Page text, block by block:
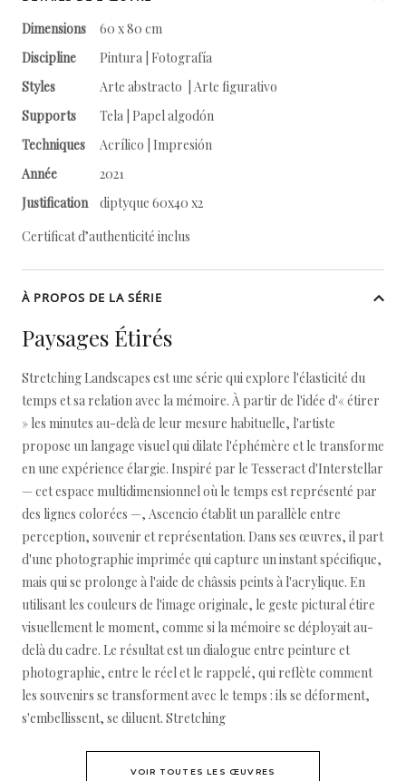
Dimensions
60 x 80 cm
Discipline
Pintura | Fotografía
Styles
Arte abstracto | Arte figurativo
Supports
Tela | Papel algodón
Techniques
Acrílico | Impresión
Année
2021
Justification
diptyque 60x40 x2
Certificat d’authenticité inclus
À PROPOS DE LA SÉRIE
Paysages Étirés
Stretching Landscapes est une série qui explore l'élasticité du
temps et sa relation avec la mémoire. À partir de l'idée d'« étirer
» les minutes au-delà de leur mesure habituelle, l'artiste
propose un langage visuel qui dilate l'éphémère et le transforme
en une expérience élargie. Inspiré par le Tesseract d'Interstellar
— cet espace multidimensionnel où le temps est représenté par
des lignes colorées —, Ascencio établit un parallèle entre
perception, souvenir et représentation. Dans ses œuvres, il part
d'une photographie imprimée qui capture un instant spécifique,
mais qui se prolonge à l'aide de châssis peints à l'acrylique. En
utilisant les couleurs de l'image originale, le geste pictural étire
visuellement le moment, comme si la mémoire se déployait au-
delà du cadre. Le résultat est un dialogue entre peinture et
photographie, entre le réel et le rappelé, qui reflète comment
les souvenirs se transforment avec le temps : ils se déforment,
s'embellissent, se diluent. Stretching
VOIR TOUTES LES ŒUVRES